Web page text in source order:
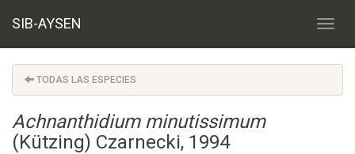
SIB-AYSEN
TODAS LAS ESPECIES
Achnanthidium minutissimum
(Kützing) Czarnecki, 1994